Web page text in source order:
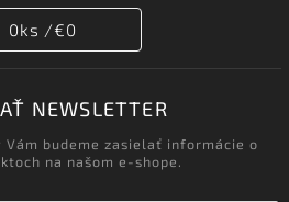
0ks /€0
NEWSLETTER
budeme zasielať informácie o
na našom e-shope.